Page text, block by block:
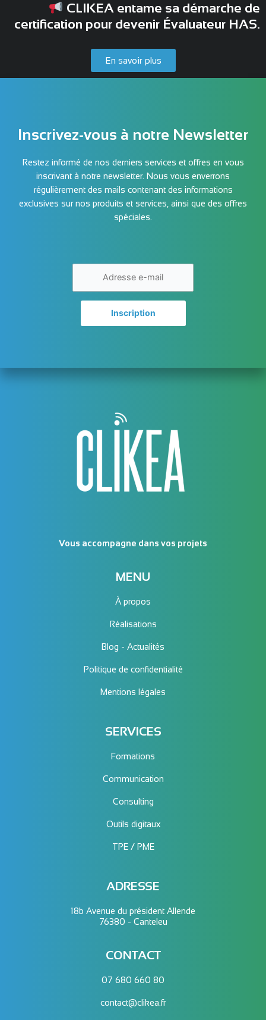
CLIKEA entame sa démarche de
certification pour devenir Évaluateur HAS.
En savoir plus
Inscrivez-vous à notre Newsletter
Restez informé de nos derniers services et offres en vous
inscrivant à notre newsletter. Nous vous enverrons
régulièrement des mails contenant des informations
exclusives sur nos produits et services, ainsi que des offres
spéciales.
Vous accompagne dans vos projets
MENU
À propos
Réalisations
Blog - Actualités
Politique de confidentialité
Mentions légales
SERVICES
Formations
Communication
Consulting
Outils digitaux
TPE / PME
ADRESSE
18b Avenue du président Allende
76380 - Canteleu
CONTACT
07 680 660 80
contact@clikea.fr